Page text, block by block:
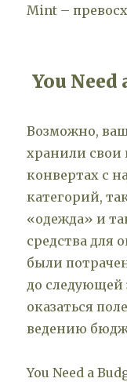
Mint –
You Need
Возможно,
хранили свои
конвертах с
категорий,
«одежда» и
средства для
были
до следующей
оказаться
ведению
You Need a